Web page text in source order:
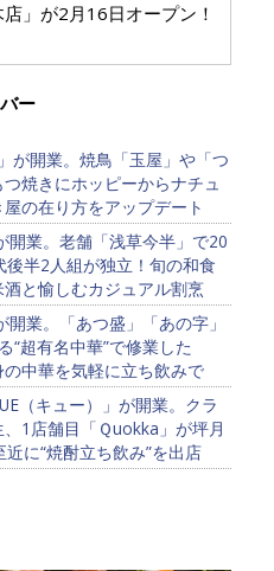
」が2月16日オープン！
ー
が開業。焼鳥「玉屋」や「つ
焼きにホッピーからナチュ
の在り方をアップデート
開業。老舗「浅草今半」で20
半2人組が独立！旬の和食
と愉しむカジュアル割烹
業。「あつ盛」「あの字」
“超有名中華”で修業した
の中華を気軽に立ち飲みで
（キュー）」が開業。クラ
1店舗目「Ｑuokka」が坪月
に“焼酎立ち飲み”を出店